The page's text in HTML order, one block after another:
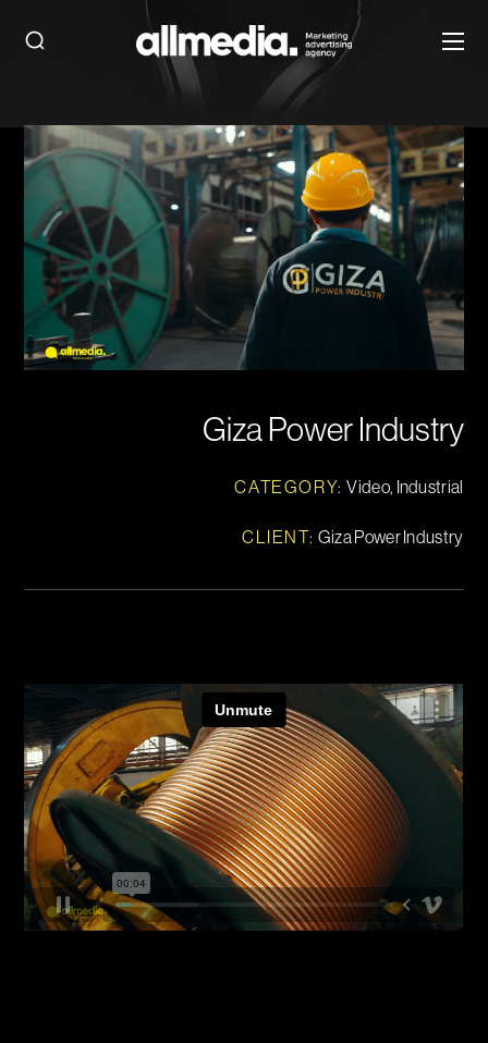
Giza Power Industry
CATEGORY:Video, Industrial
CLIENT: Giza Power Industry